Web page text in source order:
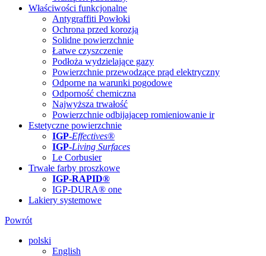
Właściwości funkcjonalne
Antygraffiti Powłoki
Ochrona przed korozją
Solidne powierzchnie
Łatwe czyszczenie
Podłoża wydzielające gazy
Powierzchnie przewodzące prąd elektryczny
Odporne na warunki pogodowe
Odporność chemiczna
Najwyższa trwałość
Powierzchnie odbijajacep romieniowanie ir
Estetyczne powierzchnie
IGP-Effectives®
IGP-Living Surfaces
Le Corbusier
Trwałe farby proszkowe
IGP-RAPID®
IGP-DURA® one
Lakiery systemowe
Powrót
polski
English